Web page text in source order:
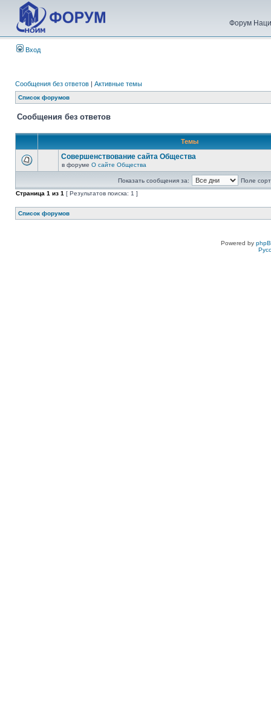
Форум
Вход
Сообщения без ответов | Активные темы
Список форумов
Сообщения без ответов
Темы
Совершенствование сайта Общества
в форуме О сайте Общества
Показать сообщения за:
Поле
Страница 1 из 1 [ Результатов поиска: 1 ]
Список форумов
Powered by